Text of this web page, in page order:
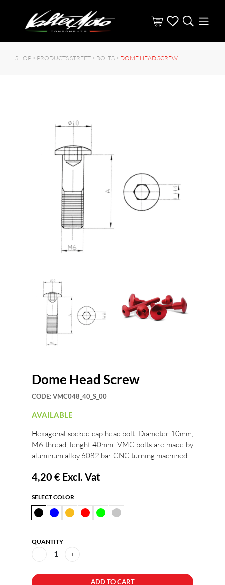
SHOP > PRODUCTS STREET > BOLTS > DOME HEAD SCREW
Dome Head Screw
CODE:VMC048_40_S_00
AVAILABLE
Hexagonal socked cap head bolt. Diameter 10mm,
M6 thread, lenght 40mm. VMC bolts are made by
aluminum alloy 6082 bar CNC turning machined.
4,20 € Excl. Vat
SELECT COLOR
QUANTITY
- 1 +
ADD TO CART